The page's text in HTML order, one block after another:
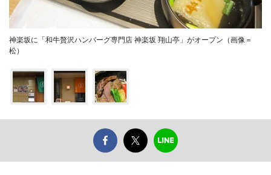
神楽坂に「和牛贅沢ハンバーグ専門店 神楽坂 翔山亭」がオープン（画像＝
松）